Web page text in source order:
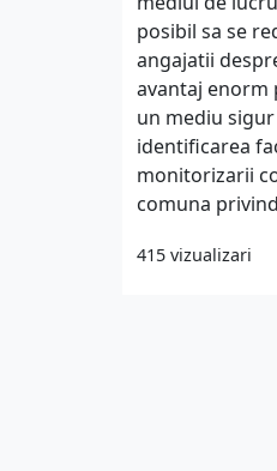
posibil sa se
angajatii
avantaj enorm
un mediu
identificarea
monitorizarii
comuna
415 vizualizari